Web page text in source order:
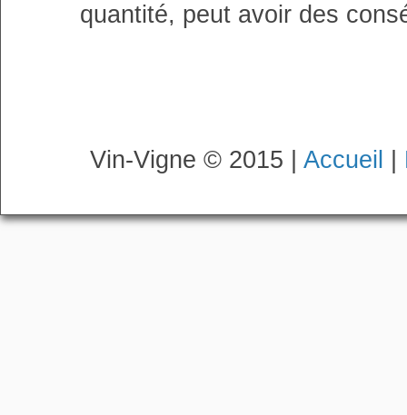
quantité, peut avoir des
Vin-Vigne © 2015 | Accueil